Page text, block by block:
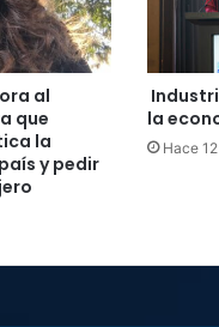
al
que
la
y pedir
la
Hace